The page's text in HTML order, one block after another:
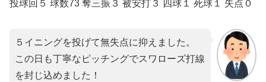
投球回５ 球数73 奪三振３ 被安打３ 四球１ 死球１ 失点０
５イニングを投げて無失点に抑えました。
この日も丁寧なピッチングでスワローズ打線
を封じ込めました！